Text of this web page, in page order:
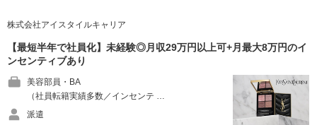
株式会社アイスタイルキャリア
【最短半年で社員化】未経験◎月収29万円以上可+月最大8万円のイ
ンセンティブあり
美容部員・BA
（社員転籍実績多数／インセンテ …
派遣